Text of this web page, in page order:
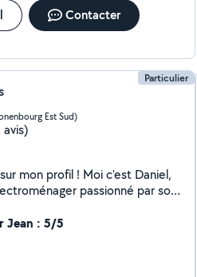
Contacter
Particulier
Est Sud)
avis)
mon profil ! Moi c'est Daniel,
passionné par son
Jean : 5/5